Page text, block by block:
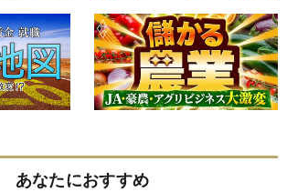
あなたにおすすめ